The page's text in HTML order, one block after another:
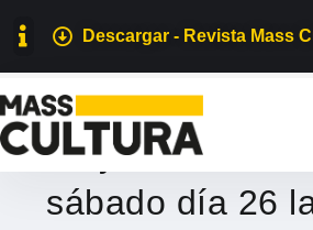
Descargar - Revista Mass
GASTRONOMÍA
Playa Honda
sábado día 26